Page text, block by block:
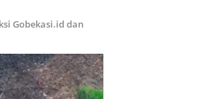
Gobekasi.id dan